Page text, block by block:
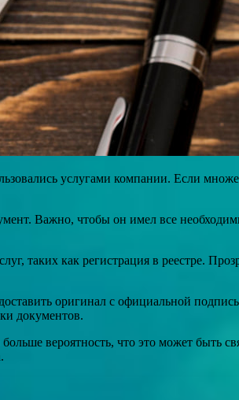
услугами компании. Если
Важно, чтобы он имел все
таких как регистрация в реестре.
оригинал с официальной
документов.
вероятность, что это может быть